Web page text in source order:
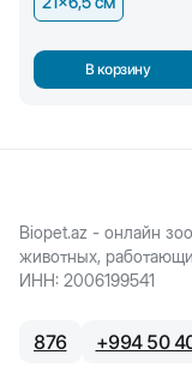
В корзину
Biopet.az - онлайн
животных,
ИНН: 2006199541
876 +994 50